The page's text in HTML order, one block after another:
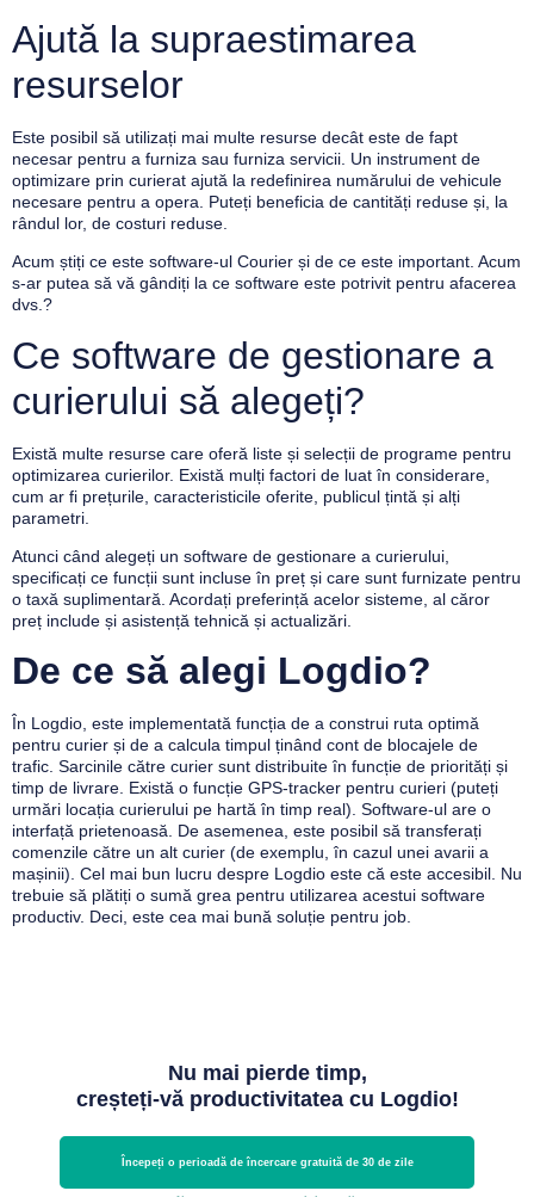
Ajută la supraestimarea
resurselor
Este posibil să utilizați mai multe resurse decât este de fapt
necesar pentru a furniza sau furniza servicii. Un instrument de
optimizare prin curierat ajută la redefinirea numărului de vehicule
necesare pentru a opera. Puteți beneficia de cantități reduse și, la
rândul lor, de costuri reduse.
Acum știți ce este software-ul Courier și de ce este important. Acum
s-ar putea să vă gândiți la ce software este potrivit pentru afacerea
dvs.?
Ce software de gestionare a
curierului să alegeți?
Există multe resurse care oferă liste și selecții de programe pentru
optimizarea curierilor. Există mulți factori de luat în considerare,
cum ar fi prețurile, caracteristicile oferite, publicul țintă și alți
parametri.
Atunci când alegeți un software de gestionare a curierului,
specificați ce funcții sunt incluse în preț și care sunt furnizate pentru
o taxă suplimentară. Acordați preferință acelor sisteme, al căror
preț include și asistență tehnică și actualizări.
De ce să alegi Logdio?
În Logdio, este implementată funcția de a construi ruta optimă
pentru curier și de a calcula timpul ținând cont de blocajele de
trafic. Sarcinile către curier sunt distribuite în funcție de priorități și
timp de livrare. Există o funcție GPS-tracker pentru curieri (puteți
urmări locația curierului pe hartă în timp real). Software-ul are o
interfață prietenoasă. De asemenea, este posibil să transferați
comenzile către un alt curier (de exemplu, în cazul unei avarii a
mașinii). Cel mai bun lucru despre Logdio este că este accesibil. Nu
trebuie să plătiți o sumă grea pentru utilizarea acestui software
productiv. Deci, este cea mai bună soluție pentru job.
Nu mai pierde timp,
creșteți-vă productivitatea cu Logdio!
Începeți o perioadă de încercare gratuită de 30 de zile